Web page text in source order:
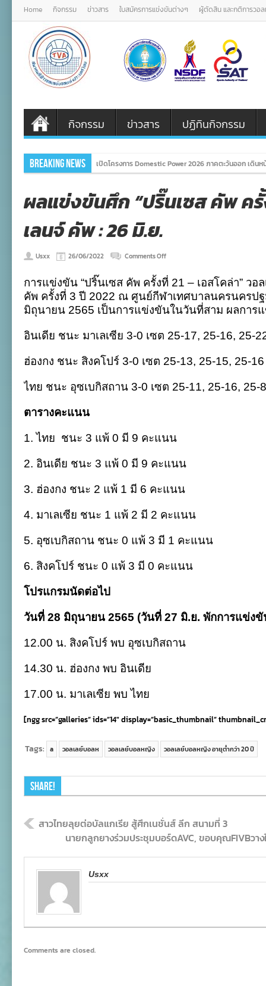
Home กิจกรรม ข่าวสาร ใบสมัครการแข่งขันต่างๆ ผู้ตัดสิน และกติการวอ
กิจกรรม ข่าวสาร ปฏิทินกิจกรรม
Breaking News เปิดโครงการ Domestic Power 2026 ภาคตะวันออก เดิ
ผลแข่งขันศึก “ปริ๊นเซส คัพ ครั้
เลนจ์ คัพ : 26 มิ.ย.
Usxx 26/06/2022 Comments Offon
แข่งขัน
ศึก
“ปริ๊
นเซส
คัพ
ที่
21”
วีซี
จ์
การแข่งขัน “ปริ๊นเซส คัพ ครั้งที่ 21 – เอสโคล่า” วอ
คัพ ครั้งที่ 3 ปี 2022 ณ ศูนย์กีฬาเทศบาลนครนครป
มิถุนายน 2565 เป็นการแข่งขันในวันที่สาม ผลการ
อินเดีย ชนะ มาเลเซีย 3-0 เซต 25-17, 25-16, 25-
ฮ่องกง ชนะ สิงคโปร์ 3-0 เซต 25-13, 25-15, 25-16
ไทย ชนะ อุซเบกิสถาน 3-0 เซต 25-11, 25-16, 25-8
ตารางคะแนน
1. ไทย ชนะ 3 แพ้ 0 มี 9 คะแนน
2. อินเดีย ชนะ 3 แพ้ 0 มี 9 คะแนน
3. ฮ่องกง ชนะ 2 แพ้ 1 มี 6 คะแนน
4. มาเลเซีย ชนะ 1 แพ้ 2 มี 2 คะแนน
5. อุซเบกิสถาน ชนะ 0 แพ้ 3 มี 1 คะแนน
6. สิงคโปร์ ชนะ 0 แพ้ 3 มี 0 คะแนน
โปรแกรมนัดต่อไป
วันที่ 28 มิถุนายน 2565 (วันที่ 27 มิ.ย. พักการแข่งขั
12.00 น. สิงคโปร์ พบ อุซเบกิสถาน
14.30 น. ฮ่องกง พบ อินเดีย
17.00 น. มาเลเซีย พบ ไทย
[ngg src=”galleries” ids=”14″ display=”basic_thumbnail”
Tags: a วอลเลย์บอลห วอลเลย์บอลหญิง วอลเลย์บอลหญิง อายุต่ำกว่า 20 ปี
Share!
สาวไทยลุยต่อบัลแกเรีย สู้ศึกเนชั่นส์ ลีก สนามที่ 3
นายกลูกยางร่วมประชุมบอร์ดAVC, ขอบคุณFIVBวา
Usxx
Comments are closed.